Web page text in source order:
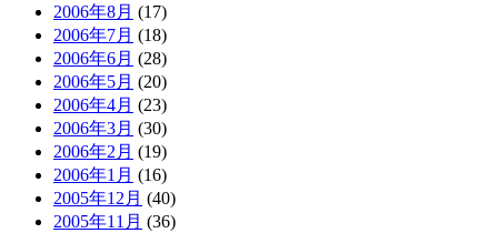
2006年8月 (17)
2006年7月 (18)
2006年6月 (28)
2006年5月 (20)
2006年4月 (23)
2006年3月 (30)
2006年2月 (19)
2006年1月 (16)
2005年12月 (40)
2005年11月 (36)